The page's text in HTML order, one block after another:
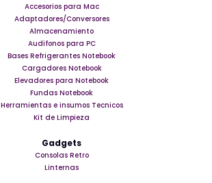
Accesorios para Mac
Adaptadores/Conversores
Almacenamiento
Audifonos para PC
Bases Refrigerantes Notebook
Cargadores Notebook
Elevadores para Notebook
Fundas Notebook
Herramientas e insumos Tecnicos
Kit de Limpieza
Gadgets
Consolas Retro
Linternas